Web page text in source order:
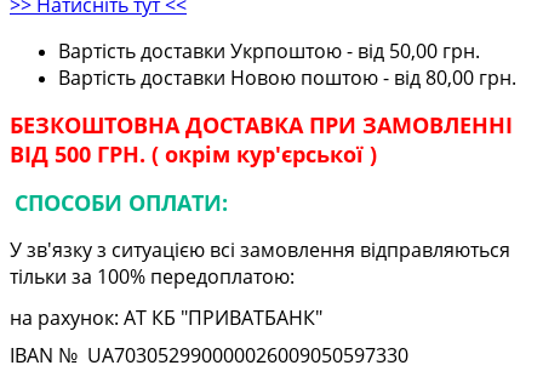
Вартість доставки Укрпоштою - від 50,00 грн.
Вартість доставки Новою поштою - від 80,00 грн.
БЕЗКОШТОВНА ДОСТАВКА ПРИ ЗАМОВЛЕННІ
ВІД 500 ГРН. ( окрім кур'єрської )
СПОСОБИ ОПЛАТИ:
У зв'язку з ситуацією всі замовлення відправляються
тільки за 100% передоплатою:
на рахунок: АТ КБ "ПРИВАТБАНК"
IBAN № UA703052990000026009050597330